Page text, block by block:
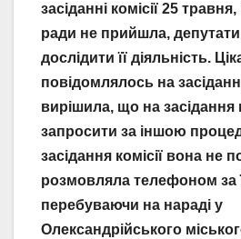
засіданні комісії 25
ради не прийшла,
дослідити її діяльність.
повідомлялось на
вирішила, що на засідання
запросити за іншою
засідання комісії вона не
розмовляла телефоном за
перебуваючи на нараді у
Олександрійського